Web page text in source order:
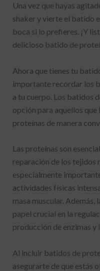
Una vez que hayas
shaker y vierte el batido
boca si lo prefieres. ¡Y
delicioso batido de
Ahora que tienes tu
importante recordar los
a tu cuerpo. Los batidos
opción para aquellos que
proteínas de manera
Las proteínas son
reparación de los tejidos
especialmente
actividades físicas
masa muscular. Además,
papel crucial en la
producción de enzimas y
Al incluir batidos de
asegurarte de que estás